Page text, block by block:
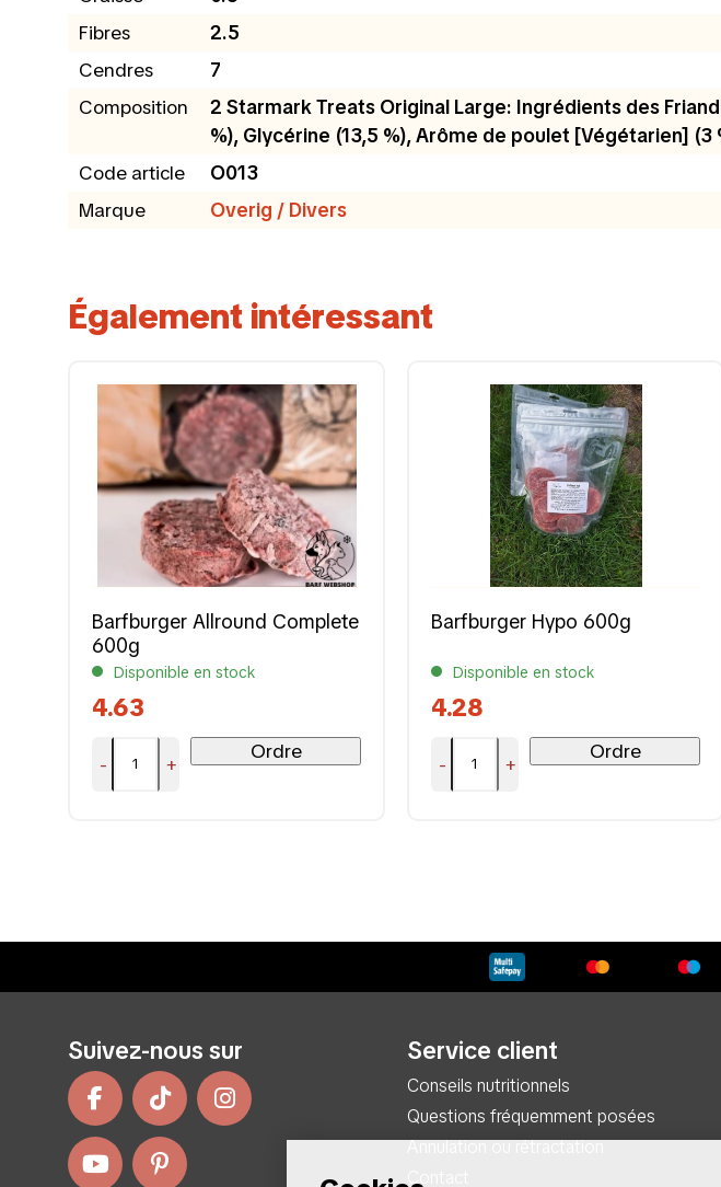
Fibres
2.5
Cendres
7
Composition
2 Starmark Treats Original Large: Ingrédients des
%), Glycérine (13,5 %), Arôme de poulet [Végétarien]
Code article
O013
Marque
Overig / Divers
Également intéressant
Barfburger Allround Complete
600g
Disponible en stock
4.63
- +
Ordre
Barfburger Hypo 600g
Disponible en stock
4.28
- +
Ordre
Suivez-nous sur Service client
Conseils nutritionnels
Questions fréquemment posées
Annulation ou rétractation